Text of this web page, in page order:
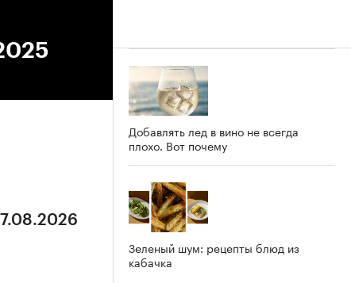
Добавлять лед в вино не всегда
плохо. Вот почему
Зеленый шум: рецепты блюд из
кабачка